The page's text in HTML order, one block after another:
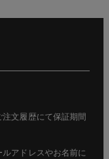
文履歴にて保証期間
アドレスやお名前に